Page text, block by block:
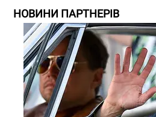
НОВИНИ ПАРТНЕРІВ